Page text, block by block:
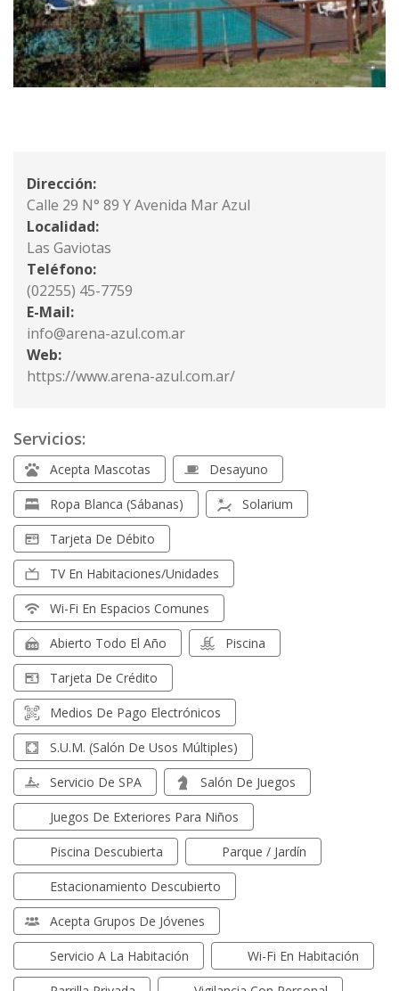
Dirección:
Calle 29 N° 89 Y Avenida Mar Azul
Localidad:
Las Gaviotas
Teléfono:
(02255) 45-7759
E-Mail:
info@arena-azul.com.ar
Web:
https://www.arena-azul.com.ar/
Servicios:
Acepta Mascotas Desayuno
Ropa Blanca (sábanas) Solarium
Tarjeta De Débito
TV En Habitaciones/unidades
Wi-Fi En Espacios Comunes
Abierto Todo El Año Piscina
Tarjeta De Crédito
Medios De Pago Electrónicos
S.U.M. (Salón De Usos Múltiples)
Servicio De SPA Salón De Juegos
Juegos De Exteriores Para Niños
Piscina Descubierta Parque / Jardín
Estacionamiento Descubierto
Acepta Grupos De Jóvenes
Servicio A La Habitación Wi-Fi En Habitación